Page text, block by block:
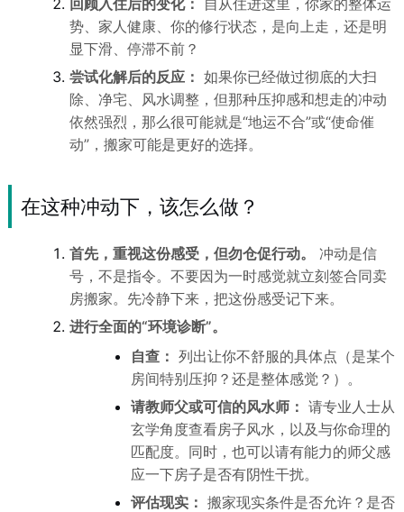
回顾入住后的变化：
自从住进这里，你家的整体运
势、家人健康、你的修行状态，是向上走，还是明
显下滑、停滞不前？
尝试化解后的反应： 如果你已经做过彻底的大扫
除、净宅、风水调整，但那种压抑感和想走的冲动
依然强烈，那么很可能就是“地运不合”或“使命催
动”，搬家可能是更好的选择。
在这种冲动下，该怎么做？
首先，重视这份感受，但勿仓促行动。
冲动是信
号，不是指令。不要因为一时感觉就立刻签合同卖
房搬家。先冷静下来，把这份感受记下来。
进行全面的“环境诊断”。
自查： 列出让你不舒服的具体点（是某个
房间特别压抑？还是整体感觉？）。
请教师父或可信的风水师： 请专业人士从
玄学角度查看房子风水，以及与你命理的
匹配度。同时，也可以请有能力的师父感
应一下房子是否有阴性干扰。
评估现实： 搬家现实条件是否允许？是否